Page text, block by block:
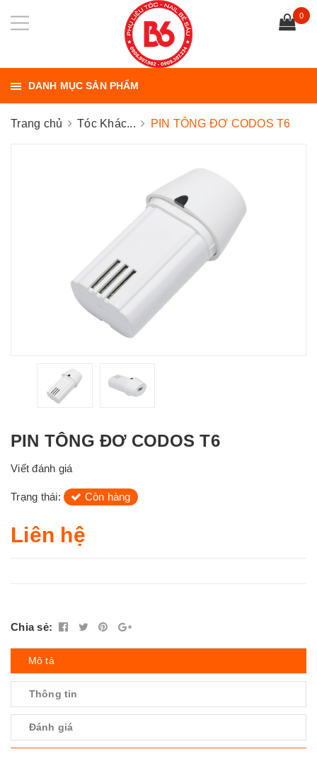
0
DANH MỤC SẢN PHẨM
Trang chủ Tóc Khác... PIN TÔNG ĐƠ CODOS T6
PIN TÔNG ĐƠ CODOS T6
Viết đánh giá
Trạng thái: Còn hàng
Liên hệ
Chia sẻ:
Mô tả
Thông tin
Đánh giá